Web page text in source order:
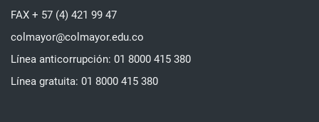
FAX + 57 (4) 421 99 47
colmayor@colmayor.edu.co
Línea anticorrupción: 01 8000 415 380
Línea gratuita: 01 8000 415 380